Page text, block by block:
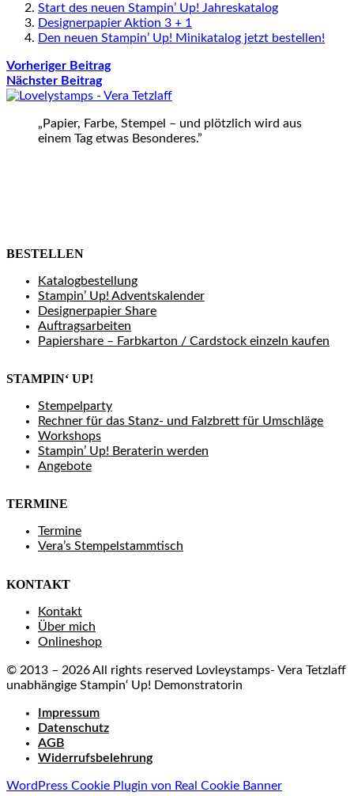
Start des neuen Stampin’ Up! Jahreskatalog
Designerpapier Aktion 3 + 1
Den neuen Stampin’ Up! Minikatalog jetzt bestellen!
Vorheriger Beitrag
Nächster Beitrag
„Papier, Farbe, Stempel – und plötzlich wird aus
einem Tag etwas Besonderes.”
BESTELLEN
Katalogbestellung
Stampin’ Up! Adventskalender
Designerpapier Share
Auftragsarbeiten
Papiershare – Farbkarton / Cardstock einzeln kaufen
STAMPIN‘ UP!
Stempelparty
Rechner für das Stanz- und Falzbrett für Umschläge
Workshops
Stampin’ Up! Beraterin werden
Angebote
TERMINE
Termine
Vera’s Stempelstammtisch
KONTAKT
Kontakt
Über mich
Onlineshop
© 2013 – 2026 All rights reserved Lovleystamps- Vera Tetzlaff
unabhängige Stampin‘ Up! Demonstratorin
Impressum
Datenschutz
AGB
Widerrufsbelehrung
WordPress Cookie Plugin von Real Cookie Banner